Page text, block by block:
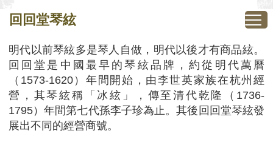
回回堂琴絃
明代以前琴絃多是琴人自做，明代以後才有商品絃。
回回堂是中國最早的琴絃品牌，約從明代萬曆
（1573-1620）年間開始，由李世英家族在杭州經
營，其琴絃稱「冰絃」，傳至清代乾隆（1736-
1795）年間第七代孫李子珍為止。其後回回堂琴絃發
展出不同的經營商號。